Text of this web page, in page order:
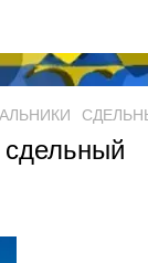
сдельный